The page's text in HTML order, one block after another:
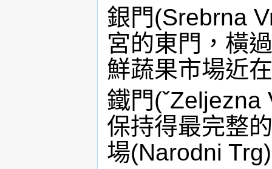
銀門(Srebrna
宮的東門，橫
鮮蔬果市場近
鐵門
保持得最完整
場(Narodni